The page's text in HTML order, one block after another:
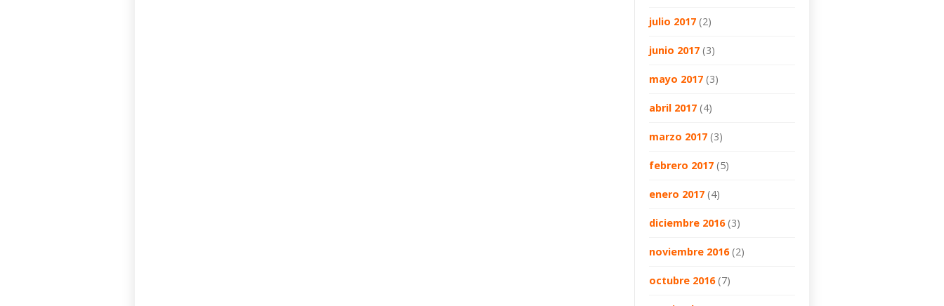
julio 2017 (2)
junio 2017 (3)
mayo 2017 (3)
abril 2017 (4)
marzo 2017 (3)
febrero 2017 (5)
enero 2017 (4)
diciembre 2016(3)
noviembre 2016(2)
octubre 2016(7)